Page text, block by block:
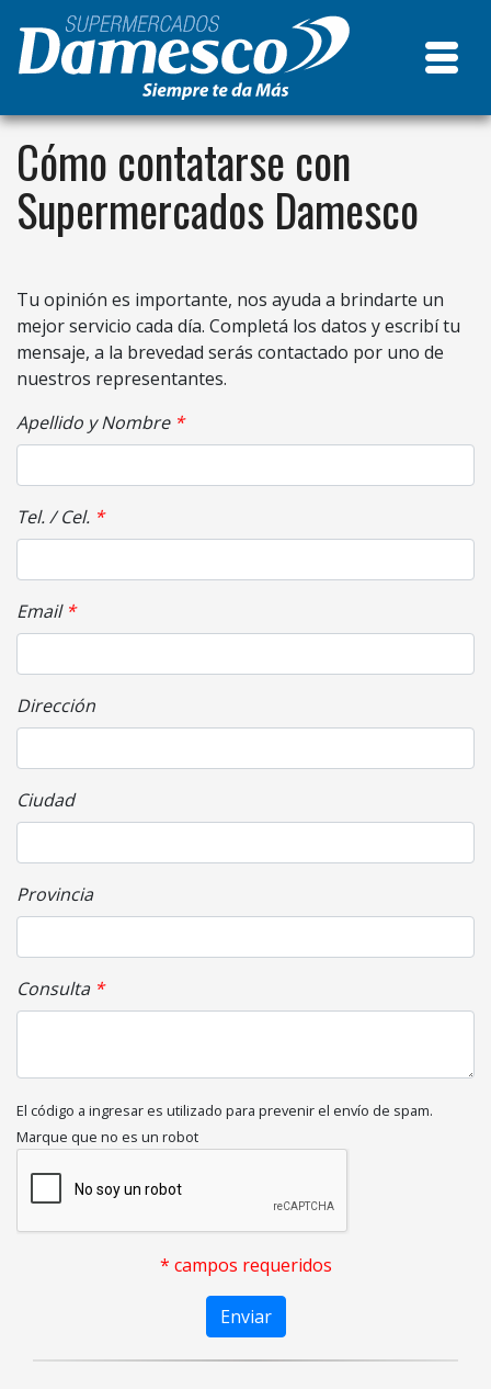
Cómo contatarse con
Supermercados Damesco
Tu opinión es importante, nos ayuda a brindarte un
mejor servicio cada día. Completá los datos y escribí tu
mensaje, a la brevedad serás contactado por uno de
nuestros representantes.
Apellido y Nombre
Tel. / Cel.
Email
Dirección
Ciudad
Provincia
Consulta
El código a ingresar es utilizado para prevenir el envío de spam.
Marque que no es un robot
* campos requeridos
Enviar